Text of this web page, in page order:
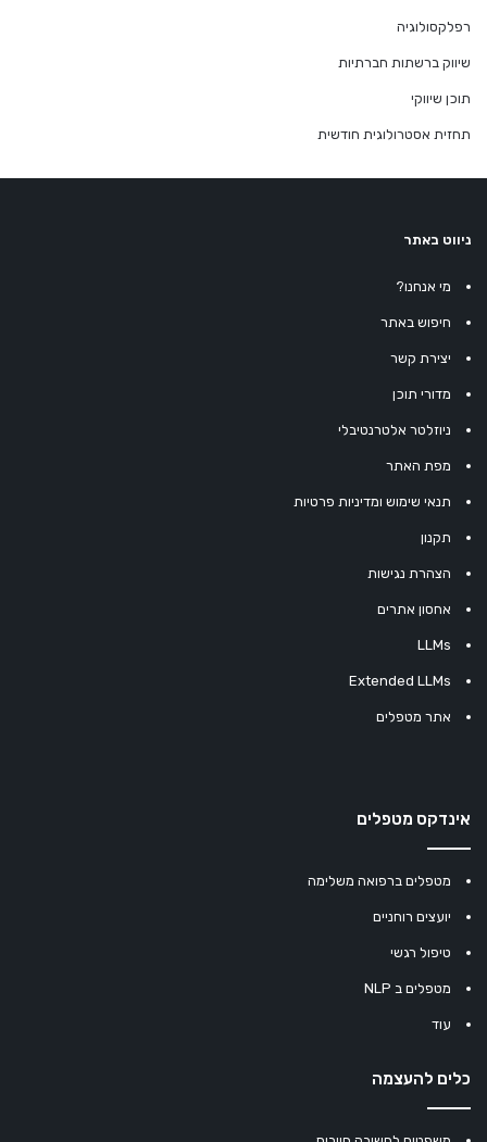
רפלקסולוגיה
שיווק ברשתות חברתיות
תוכן שיווקי
תחזית אסטרולוגית חודשית
ניווט באתר
מי אנחנו?
חיפוש באתר
יצירת קשר
מדורי תוכן
ניוזלטר אלטרנטיבלי
מפת האתר
תנאי שימוש ומדיניות פרטיות
תקנון
הצהרת נגישות
אחסון אתרים
LLMs
Extended LLMs
אתר מטפלים
אינדקס מטפלים
מטפלים ברפואה משלימה
יועצים רוחניים
טיפול רגשי
מטפלים ב NLP
עוד
כלים להעצמה